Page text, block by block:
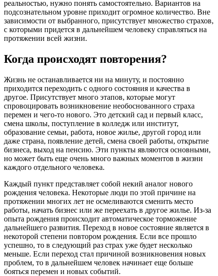
реальностью, нужно понять самостоятельно. Вариантов на
подсознательном уровне приходит огромное количество. Вне
зависимости от выбранного, присутствует множество страхов,
с которыми придется в дальнейшем человеку справляться на
протяжении всей жизни.
Когда происходят повторения?
Жизнь не останавливается ни на минуту, и постоянно
приходится переходить с одного состояния и качества в
другое. Присутствует много этапов, которые могут
спровоцировать возникновение необоснованного страха
перемен и чего-то нового. Это детский сад и первый класс,
смена школы, поступление в колледж или институт,
образование семьи, работа, новое жилье, другой город или
даже страна, появление детей, смена своей работы, открытие
бизнеса, выход на пенсию. Эти пункты являются основными,
но может быть еще очень много важных моментов в жизни
каждого отдельного человека.
Каждый пункт представляет собой некий аналог нового
рождения человека. Некоторые люди по этой причине на
протяжении многих лет не осмеливаются сменить место
работы, начать бизнес или же переехать в другое жилье. Из-за
опыта рождения происходит автоматическое торможение
дальнейшего развития. Переход в новое состояние является в
некоторой степени повтором рождения. Если все прошло
успешно, то в следующий раз страх уже будет несколько
меньше. Если переход стал причиной возникновения новых
проблем, то в дальнейшем человек начинает еще больше
бояться перемен и новых событий.